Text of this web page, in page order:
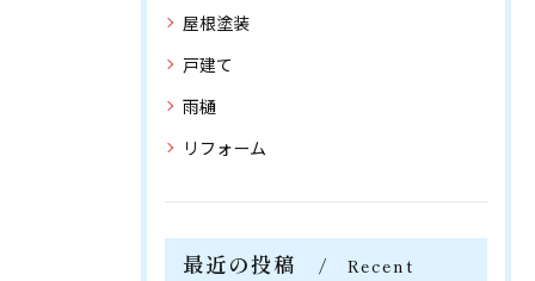
屋根塗装
戸建て
雨樋
リフォーム
最近の投稿
Recent